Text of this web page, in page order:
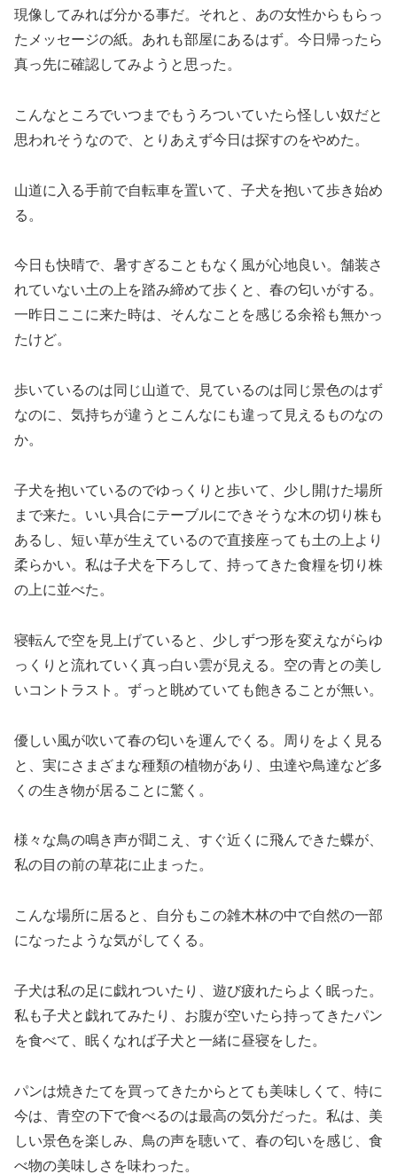
現像してみれば分かる事だ。それと、あの女性からもらっ
たメッセージの紙。あれも部屋にあるはず。今日帰ったら
真っ先に確認してみようと思った。
こんなところでいつまでもうろついていたら怪しい奴だと
思われそうなので、とりあえず今日は探すのをやめた。
山道に入る手前で自転車を置いて、子犬を抱いて歩き始め
る。
今日も快晴で、暑すぎることもなく風が心地良い。舗装さ
れていない土の上を踏み締めて歩くと、春の匂いがする。
一昨日ここに来た時は、そんなことを感じる余裕も無かっ
たけど。
歩いているのは同じ山道で、見ているのは同じ景色のはず
なのに、気持ちが違うとこんなにも違って見えるものなの
か。
子犬を抱いているのでゆっくりと歩いて、少し開けた場所
まで来た。いい具合にテーブルにできそうな木の切り株も
あるし、短い草が生えているので直接座っても土の上より
柔らかい。私は子犬を下ろして、持ってきた食糧を切り株
の上に並べた。
寝転んで空を見上げていると、少しずつ形を変えながらゆ
っくりと流れていく真っ白い雲が見える。空の青との美し
いコントラスト。ずっと眺めていても飽きることが無い。
優しい風が吹いて春の匂いを運んでくる。周りをよく見る
と、実にさまざまな種類の植物があり、虫達や鳥達など多
くの生き物が居ることに驚く。
様々な鳥の鳴き声が聞こえ、すぐ近くに飛んできた蝶が、
私の目の前の草花に止まった。
こんな場所に居ると、自分もこの雑木林の中で自然の一部
になったような気がしてくる。
子犬は私の足に戯れついたり、遊び疲れたらよく眠った。
私も子犬と戯れてみたり、お腹が空いたら持ってきたパン
を食べて、眠くなれば子犬と一緒に昼寝をした。
パンは焼きたてを買ってきたからとても美味しくて、特に
今は、青空の下で食べるのは最高の気分だった。私は、美
しい景色を楽しみ、鳥の声を聴いて、春の匂いを感じ、食
べ物の美味しさを味わった。